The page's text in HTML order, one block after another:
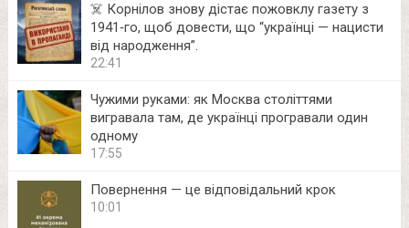
☠️ Корнілов знову дістає пожовклу газету з
1941‑го, щоб довести, що “українці — нацисти
від народження”.
22:41
Чужими руками: як Москва століттями
вигравала там, де українці програвали один
одному
17:55
Повернення — це відповідальний крок
10:01